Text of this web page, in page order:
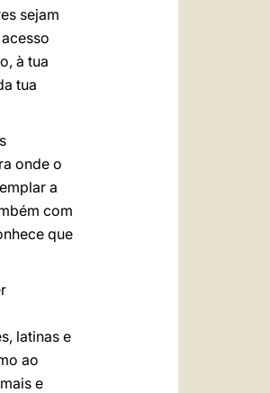
sejam
à tua
tua
onde o
a
com
que
latinas e
ao
e